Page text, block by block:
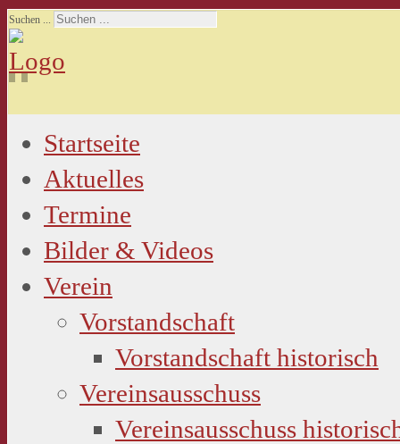
Suchen ...
Startseite
Aktuelles
Termine
Bilder & Videos
Verein
Vorstandschaft
Vorstandschaft historisch
Vereinsausschuss
Vereinsausschuss